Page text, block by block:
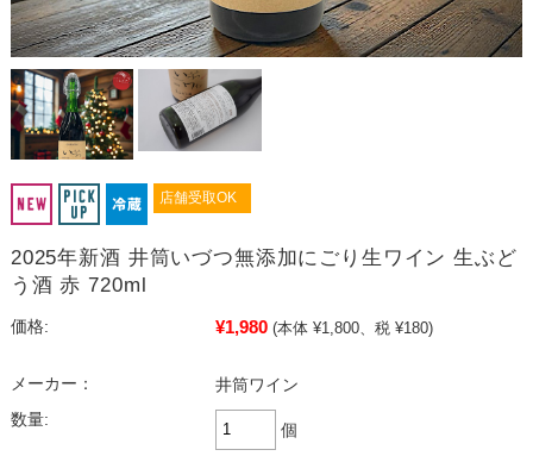
店舗受取OK
2025年新酒 井筒いづつ無添加にごり生ワイン 生ぶど
う酒 赤 720ml
価格: ¥1,980 (本体 ¥1,800、税 ¥180)
メーカー：
井筒ワイン
数量:
個